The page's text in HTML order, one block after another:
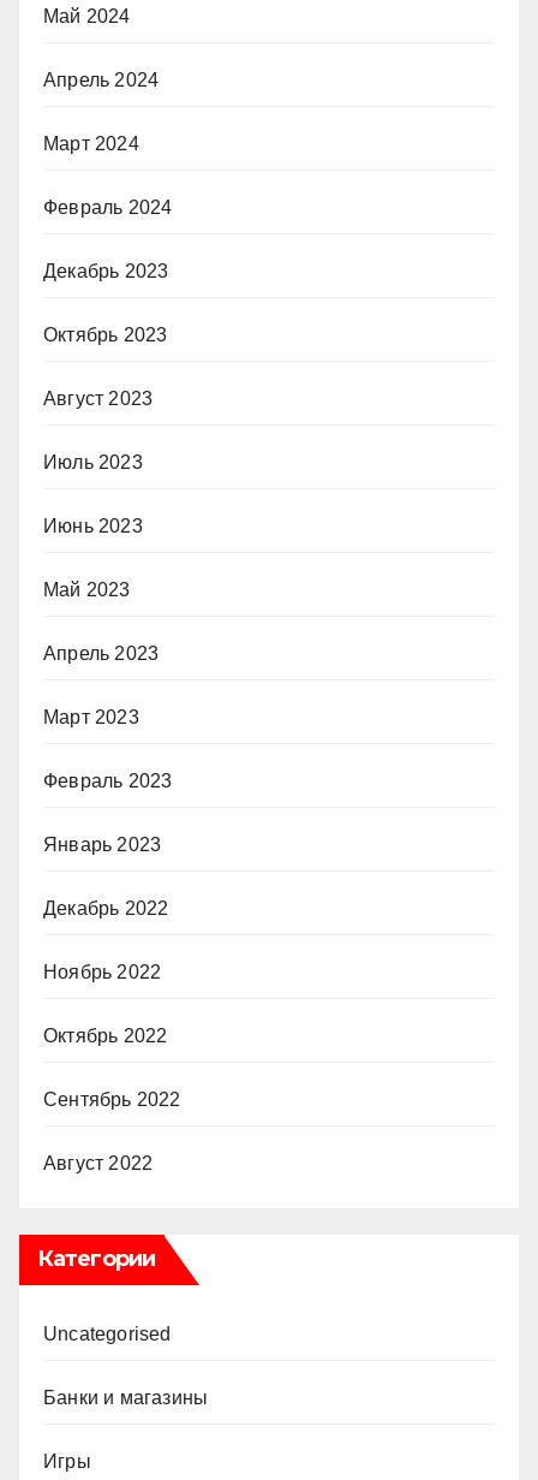
Май 2024
Апрель 2024
Март 2024
Февраль 2024
Декабрь 2023
Октябрь 2023
Август 2023
Июль 2023
Июнь 2023
Май 2023
Апрель 2023
Март 2023
Февраль 2023
Январь 2023
Декабрь 2022
Ноябрь 2022
Октябрь 2022
Сентябрь 2022
Август 2022
Категории
Uncategorised
Банки и магазины
Игры